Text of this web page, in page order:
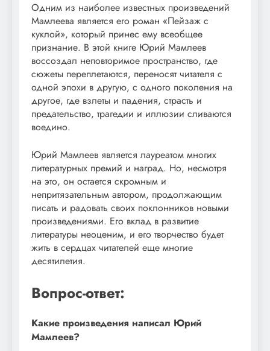
Одним из наиболее известных произведений
Мамлеева является его роман «Пейзаж с
куклой», который принес ему всеобщее
признание. В этой книге Юрий Мамлеев
воссоздал неповторимое пространство, где
сюжеты переплетаются, переносят читателя с
одной эпохи в другую, с одного поколения на
другое, где взлеты и падения, страсть и
предательство, трагедии и иллюзии сливаются
воедино.
Юрий Мамлеев является лауреатом многих
литературных премий и наград. Но, несмотря
на это, он остается скромным и
непритязательным автором, продолжающим
писать и радовать своих поклонников новыми
произведениями. Его вклад в развитие
литературы неоценим, и его творчество будет
жить в сердцах читателей еще многие
десятилетия.
Вопрос-ответ:
Какие произведения написал Юрий
Мамлеев?